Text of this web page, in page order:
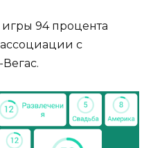
94 процента
с